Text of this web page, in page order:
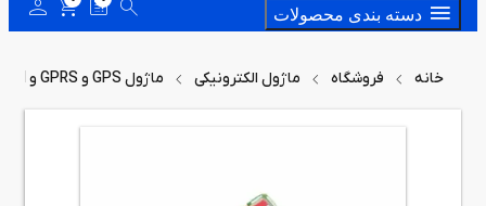
دسته بندی محصولات
خانه فروشگاه ماژول الکترونیکی ماژول GPS و GPRS و GSM